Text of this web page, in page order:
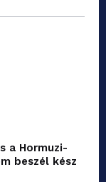
a Hormuzi-
beszél kész